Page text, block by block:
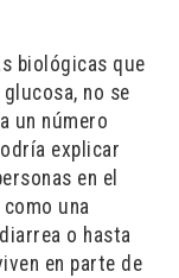
biológicas que
no se
un número
explicar
en el
una
o hasta
en parte de